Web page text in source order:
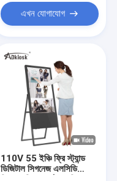
এখন যোগাযোগ
110V 55 ইঞ্চি ফ্রি স্ট্যান্ড
ডিজিটাল সিগনেজ এলসিডি